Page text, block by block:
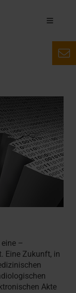
–
Eine Zukunft, in
Akte